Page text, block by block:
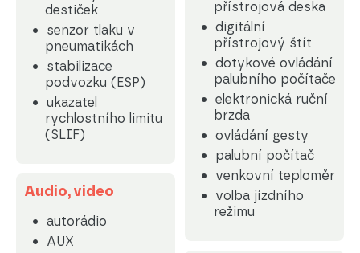
destiček
senzor tlaku v
pneumatikách
stabilizace
podvozku (ESP)
ukazatel
rychlostního limitu
(SLIF)
Audio, video
autorádio
AUX
přístrojová deska
digitální
přístrojový štít
dotykové ovládání
palubního počítače
elektronická ruční
brzda
ovládání gesty
palubní počítač
venkovní teploměr
volba jízdního
režimu